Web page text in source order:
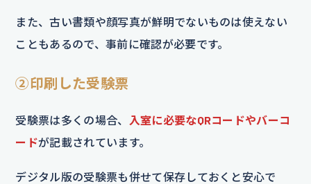
また、古い書類や顔写真が鮮明でないものは使えない
こともあるので、事前に確認が必要です。
②印刷した受験票
受験票は多くの場合、 入室に必要なQRコードやバーコ
ードが記載されています。
デジタル版の受験票も併せて保存しておくと安心で